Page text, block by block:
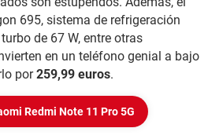
695, sistema de refrigeración
de 67 W, entre otras
en un teléfono genial a bajo
por259,99 euros.
Redmi Note 11 Pro 5G